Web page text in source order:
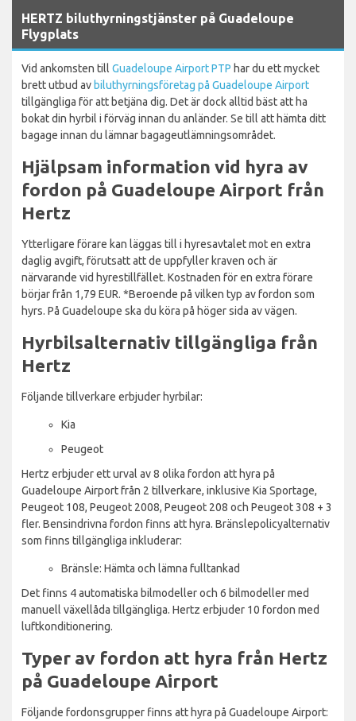
HERTZ biluthyrningstjänster på Guadeloupe
Flygplats
Vid ankomsten till Guadeloupe Airport PTP har du ett mycket
brett utbud avbiluthyrningsföretag på Guadeloupe Airport
tillgängliga för att betjäna dig. Det är dock alltid bäst att ha
bokat din hyrbil i förväg innan du anländer. Se till att hämta ditt
bagage innan du lämnar bagageutlämningsområdet.
Hjälpsam information vid hyra av
fordon på Guadeloupe Airport från
Hertz
Ytterligare förare kan läggas till i hyresavtalet mot en extra
daglig avgift, förutsatt att de uppfyller kraven och är
närvarande vid hyrestillfället. Kostnaden för en extra förare
börjar från 1,79 EUR. *Beroende på vilken typ av fordon som
hyrs. På Guadeloupe ska du köra på höger sida av vägen.
Hyrbilsalternativ tillgängliga från
Hertz
Följande tillverkare erbjuder hyrbilar:
Kia
Peugeot
Hertz erbjuder ett urval av 8 olika fordon att hyra på
Guadeloupe Airport från 2 tillverkare, inklusive Kia Sportage,
Peugeot 108, Peugeot 2008, Peugeot 208 och Peugeot 308 + 3
fler. Bensindrivna fordon finns att hyra. Bränslepolicyalternativ
som finns tillgängliga inkluderar:
Bränsle: Hämta och lämna fulltankad
Det finns 4 automatiska bilmodeller och 6 bilmodeller med
manuell växellåda tillgängliga. Hertz erbjuder 10 fordon med
luftkonditionering.
Typer av fordon att hyra från Hertz
på Guadeloupe Airport
Följande fordonsgrupper finns att hyra på Guadeloupe Airport: